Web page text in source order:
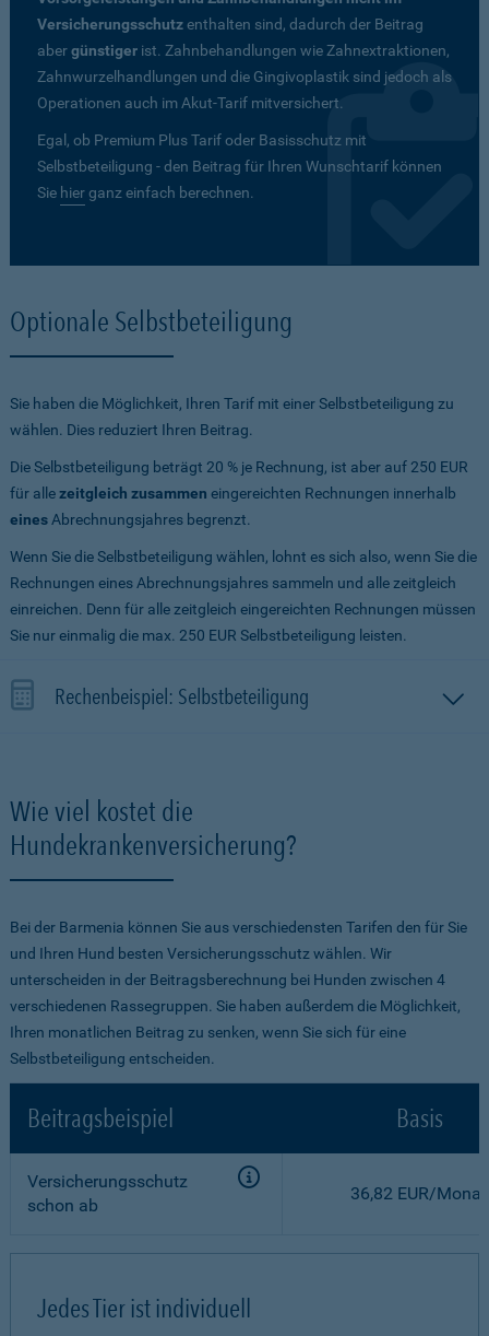
Versicherungsschutzenthalten sind, dadurch der Beitrag
abergünstiger ist. Zahnbehandlungen wie Zahnextraktionen,
Zahnwurzelhandlungen und die Gingivoplastik sind jedoch als
Operationen auch im Akut-Tarif mitversichert.
Egal, ob Premium Plus Tarif oder Basisschutz mit
Selbstbeteiligung - den Beitrag für Ihren Wunschtarif können
Sie hierganz einfach berechnen.
Optionale Selbstbeteiligung
Sie haben die Möglichkeit, Ihren Tarif mit einer Selbstbeteiligung zu
wählen. Dies reduziert Ihren Beitrag.
Die Selbstbeteiligung beträgt 20 % je Rechnung, ist aber auf 250 EUR
für allezeitgleich zusammen eingereichten Rechnungen innerhalb
eines Abrechnungsjahres begrenzt.
Wenn Sie die Selbstbeteiligung wählen, lohnt es sich also, wenn Sie die
Rechnungen eines Abrechnungsjahres sammeln und alle zeitgleich
einreichen. Denn für alle zeitgleich eingereichten Rechnungen müssen
Sie nur einmalig die max. 250 EUR Selbstbeteiligung leisten.
Rechenbeispiel: Selbstbeteiligung
Wie viel kostet die
Hundekrankenversicherung?
Bei der Barmenia können Sie aus verschiedensten Tarifen den für Sie
und Ihren Hund besten Versicherungsschutz wählen. Wir
unterscheiden in der Beitragsberechnung bei Hunden zwischen 4
verschiedenen Rassegruppen. Sie haben außerdem die Möglichkeit,
Ihren monatlichen Beitrag zu senken, wenn Sie sich für eine
Selbstbeteiligung entscheiden.
Beitragsbeispiel Basis
Versicherungsschutz
schon ab
36,82 EUR/Monat
Jedes Tier ist individuell